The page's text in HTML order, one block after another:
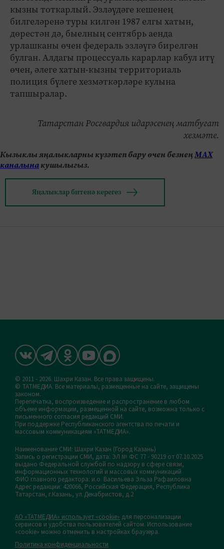
кыз­ны тоткарлый. Эзләүдәге кешенең
билгеләренә туры килгән 1987 елгы хатын,
дөрестән дә, быелның сентябрь аенда
урлашканы өчен федераль эзләүгә бирелгән
булган. Алдагы процессуаль карарлар кабул итү
өчен, әлеге хатын-кызны территориаль
полиция бүлеге хезмәткәрләре кулына
тапшыралар.
Татарстан Росгвардия идарәсенең матбугат
хезмәте.
Кызыклы яңалыкларны күзәтеп бару өчен безнеңМАХ
каналынакушылыгыз.
Яңалыклар битенә керегез
© 2011 - 2026. Шахри Казан. Все права защищены.
© ТАТМЕДИА. Все материалы, размещенные на сайте, защищены
законом.
Перепечатка, воспроизведение и распространение в любом
объеме информации, размещенной на сайте, возможна только с
письменного согласия редакций СМИ.
При поддержке Республиканского агентства по печати и
массовым коммуникациям «ТАТМЕДИА».
Наименование СМИ: Шахри Казан (Город Казань)
Запись о регистрации СМИ, дата: ЭЛ № ФС 77 - 90219 от 07.10.2025
выдано Федеральной службой по надзору в сфере связи,
информационных технологий и массовых коммуникаций
ФИО главного редактора: и.о. Васильева Эльза Рафаиловна
Адрес редакции: 420066, Российская Федерация, Республика
Татарстан, г.Казань, ул.Декабристов, д.2
АО «ТАТМЕДИА» использует «cookie» для персонализации
сервисов и удобства пользователей сайтом. Использование
«cookie» можно отменить в настройках браузера.
Политика конфиденциальности